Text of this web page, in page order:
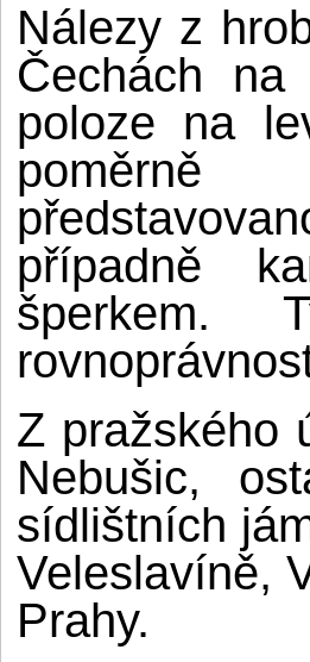
Nálezy z
Čechách na
poloze na
poměrně
případně
šperkem.
Z pražského
Nebušic,
sídlištních
Veleslavíně,
Prahy.